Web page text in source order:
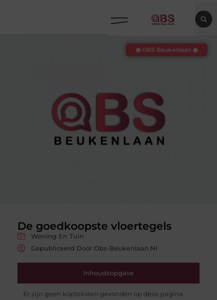
De goedkoopste vloertegels
Woning En Tuin
Gepubliceerd Door Obs-Beukenlaan.nl
Inhoudsopgave
Er zijn geen kopteksten gevonden op deze pagina.
◉ OBS Beukenlaan ◉